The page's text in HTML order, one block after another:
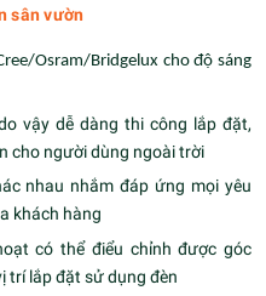
sân vườn
Osram/Bridgelux cho độ sáng
vậy dễ dàng thi công lắp đặt,
cho người dùng ngoài trời
nhau nhắm đáp ứng mọi yêu
khách hàng
có thể điểu chỉnh được góc
trí lắp đặt sử dụng đèn